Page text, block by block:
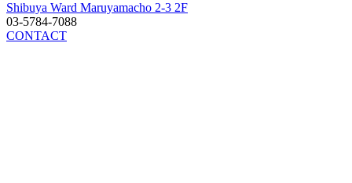
Shibuya Ward Maruyamacho 2-3 2F
03-5784-7088
CONTACT